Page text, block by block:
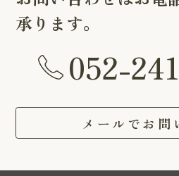
承ります。
052-
メールでお問